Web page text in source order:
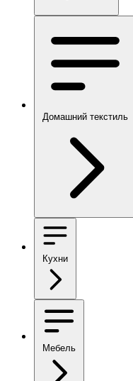
Домашний текстиль
Кухни
Мебель